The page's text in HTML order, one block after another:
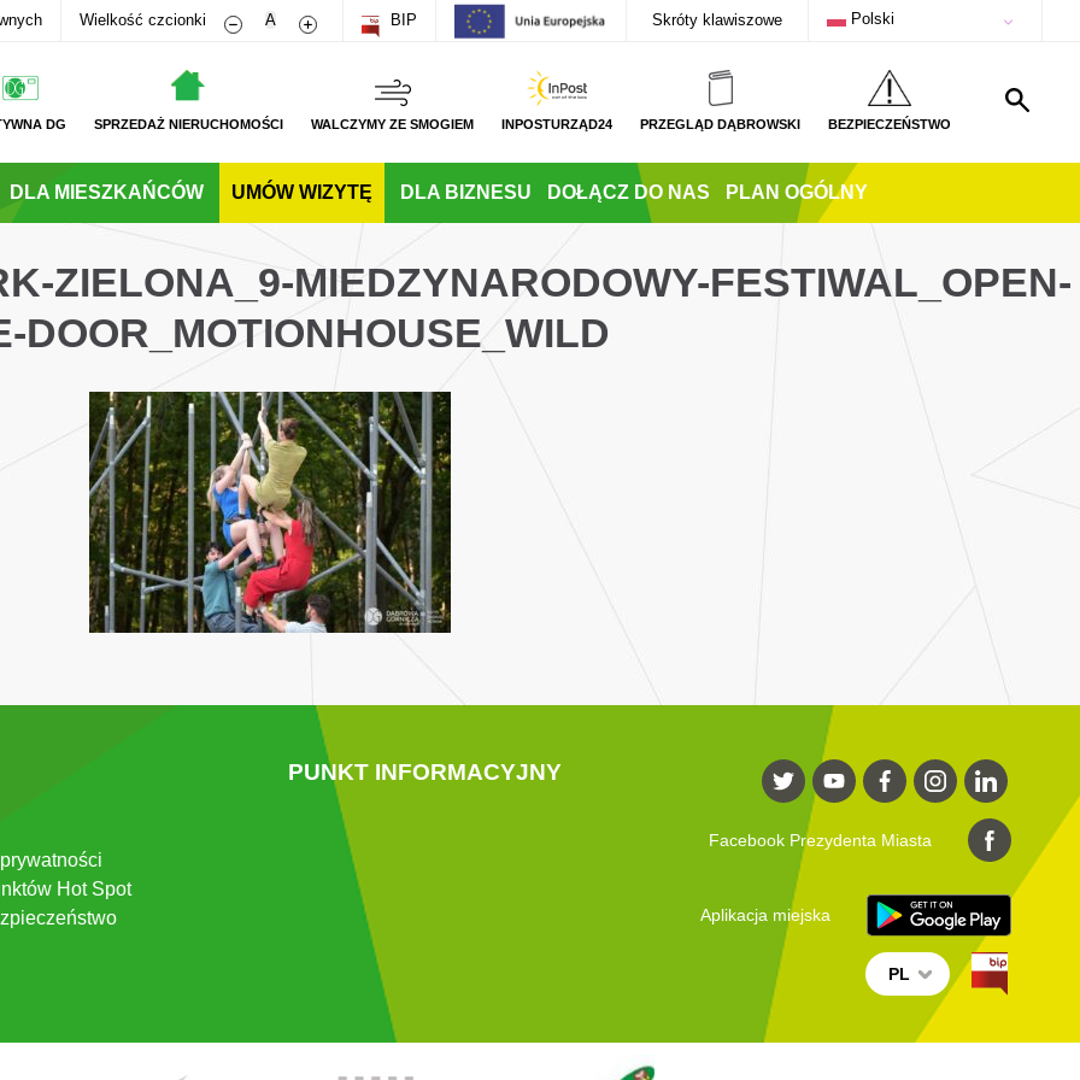
Wielkość czcionki Zmniejsz rozmiar czcionki
A Zwiększ rozmiar czcionki
BIP Skróty klawiszowe Polski
DG SPRZEDAŻ NIERUCHOMOŚCI WALCZYMY ZE SMOGIEM INPOSTURZĄD24 PRZEGLĄD DĄBROWSKI BEZPIECZEŃSTWO
DLA MIESZKAŃCÓW UMÓW WIZYTĘ DLA BIZNESU DOŁĄCZ DO NAS PLAN OGÓLNY
ZIELONA_9-MIEDZYNARODOWY-FESTIWAL_OPEN-
DOOR_MOTIONHOUSE_WILD
Hot Spot
PUNKT INFORMACYJNY
Facebook Prezydenta Miasta
Aplikacja miejska
PL